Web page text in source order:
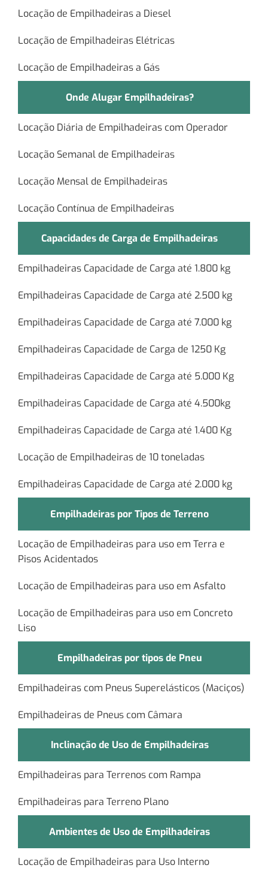
Locação de Empilhadeiras a Diesel
Locação de Empilhadeiras Elétricas
Locação de Empilhadeiras a Gás
Onde Alugar Empilhadeiras?
Locação Diária de Empilhadeiras com Operador
Locação Semanal de Empilhadeiras
Locação Mensal de Empilhadeiras
Locação Contínua de Empilhadeiras
Capacidades de Carga de Empilhadeiras
Empilhadeiras Capacidade de Carga até 1.800 kg
Empilhadeiras Capacidade de Carga até 2.500 kg
Empilhadeiras Capacidade de Carga até 7.000 kg
Empilhadeiras Capacidade de Carga de 1250 Kg
Empilhadeiras Capacidade de Carga até 5.000 Kg
Empilhadeiras Capacidade de Carga até 4.500kg
Empilhadeiras Capacidade de Carga até 1.400 Kg
Locação de Empilhadeiras de 10 toneladas
Empilhadeiras Capacidade de Carga até 2.000 kg
Empilhadeiras por Tipos de Terreno
Locação de Empilhadeiras para uso em Terra e
Pisos Acidentados
Locação de Empilhadeiras para uso em Asfalto
Locação de Empilhadeiras para uso em Concreto
Liso
Empilhadeiras por tipos de Pneu
Empilhadeiras com Pneus Superelásticos (Maciços)
Empilhadeiras de Pneus com Câmara
Inclinação de Uso de Empilhadeiras
Empilhadeiras para Terrenos com Rampa
Empilhadeiras para Terreno Plano
Ambientes de Uso de Empilhadeiras
Locação de Empilhadeiras para Uso Interno